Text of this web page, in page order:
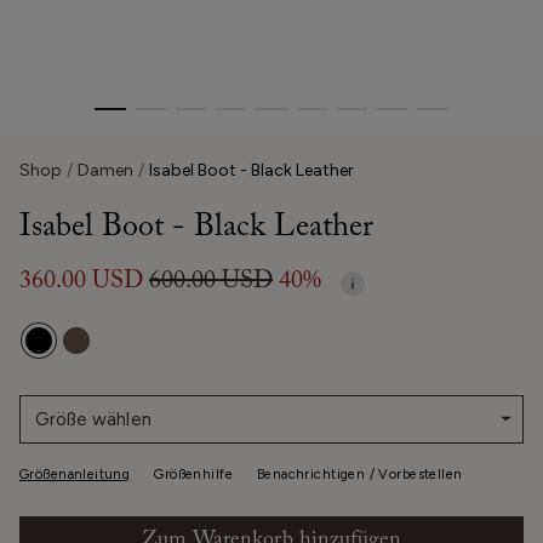
Shop Damen Isabel Boot - Black Leather
Isabel Boot - Black Leather
360.00 USD600.00 USD40%
Größe wählen
Größenanleitung Größenhilfe Benachrichtigen / Vorbestellen